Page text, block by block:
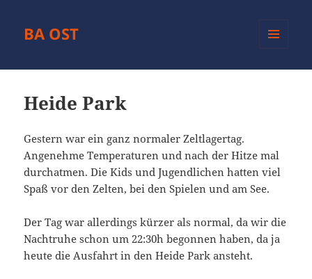
BA OST
Heide Park
Gestern war ein ganz normaler Zeltlagertag.
Angenehme Temperaturen und nach der Hitze mal
durchatmen. Die Kids und Jugendlichen hatten viel
Spaß vor den Zelten, bei den Spielen und am See.
Der Tag war allerdings kürzer als normal, da wir die
Nachtruhe schon um 22:30h begonnen haben, da ja
heute die Ausfahrt in den Heide Park ansteht.